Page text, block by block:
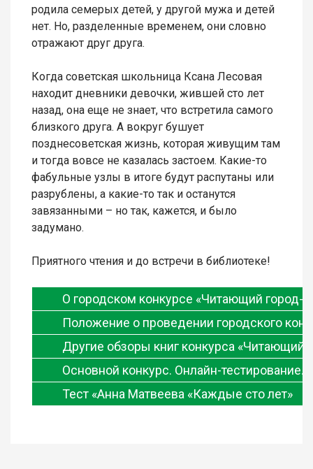
родила семерых детей, у другой мужа и детей
нет. Но, разделенные временем, они словно
отражают друг друга.
Когда советская школьница Ксана Лесовая
находит дневники девочки, жившей сто лет
назад, она еще не знает, что встретила самого
близкого друга. А вокруг бушует
позднесоветская жизнь, которая живущим там
и тогда вовсе не казалась застоем. Какие-то
фабульные узлы в итоге будут распутаны или
разрублены, а какие-то так и останутся
завязанными – но так, кажется, и было
задумано.
Приятного чтения и до встречи в библиотеке!
О городском конкурсе «Читающий город-
Положение о проведении городского
Другие обзоры книг конкурса «Читающий
Основной конкурс. Онлайн-тестирование.
Тест «Анна Матвеева «Каждые сто лет»